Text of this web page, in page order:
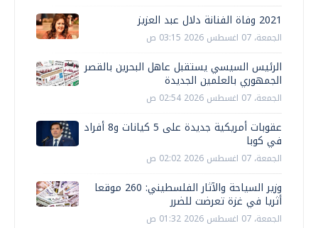
2021 وفاة الفنانة دلال عبد العزيز
الجمعة، 07 اغسطس 2026 03:15 ص
الرئيس السيسي يستقبل عاهل البحرين بالقصر
الجمهوري بالعلمين الجديدة
الجمعة، 07 اغسطس 2026 02:54 ص
عقوبات أمريكية جديدة على 5 كيانات و8 أفراد
في كوبا
الجمعة، 07 اغسطس 2026 02:02 ص
وزير السياحة والآثار الفلسطيني: 260 موقعا
أثريا في غزة تعرضت للضرر
الجمعة، 07 اغسطس 2026 01:32 ص